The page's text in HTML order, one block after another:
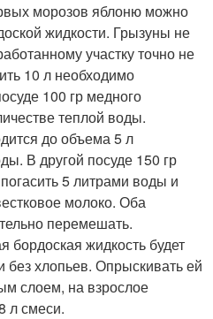
морозов яблоню можно
жидкости. Грызуны не
участку точно не
10 л необходимо
100 гр медного
теплой воды.
до объема 5 л
В другой посуде 150 гр
5 литрами воды и
молоко. Оба
перемешать.
бордоская жидкость будет
без хлопьев. Опрыскивать ей
слоем, на взрослое
л смеси.